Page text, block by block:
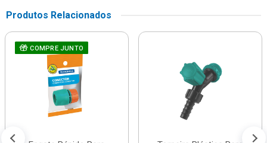
Produtos Relacionados
COMPRE JUNTO